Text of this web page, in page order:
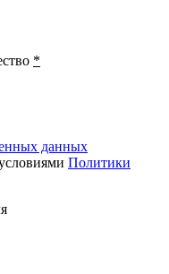
*
данных
Политики